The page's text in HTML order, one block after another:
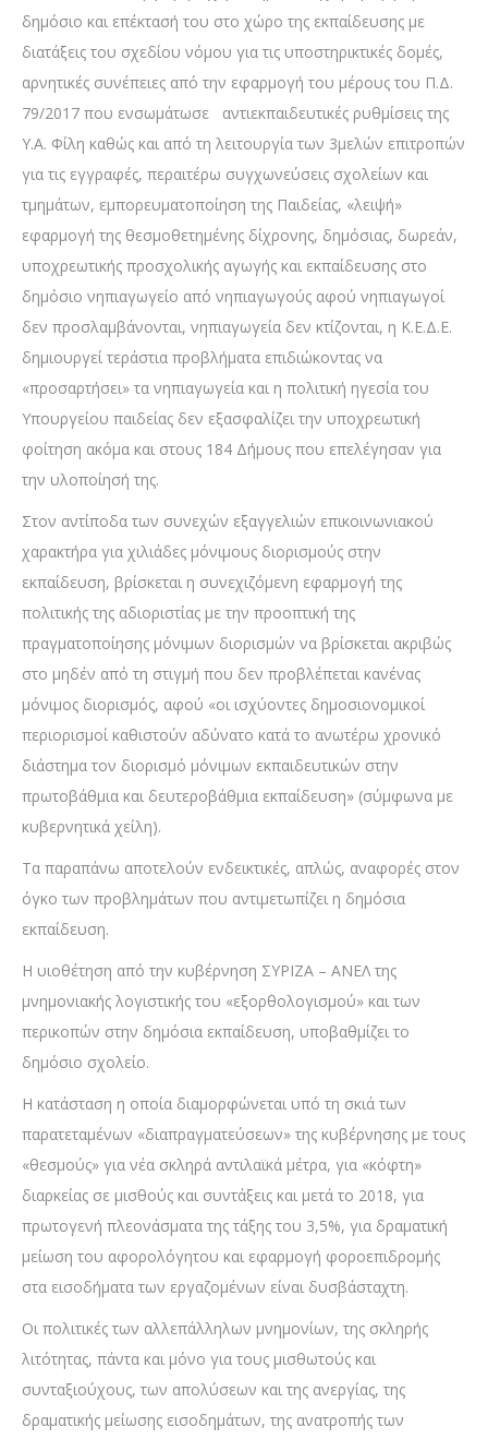
δημόσιο και επέκτασή του στο χώρο της εκπαίδευσης με
διατάξεις του σχεδίου νόμου για τις υποστηρικτικές δομές,
αρνητικές συνέπειες από την εφαρμογή του μέρους του Π.Δ.
79/2017 που ενσωμάτωσε αντιεκπαιδευτικές ρυθμίσεις της
Υ.Α. Φίλη καθώς και από τη λειτουργία των 3μελών επιτροπών
για τις εγγραφές, περαιτέρω συγχωνεύσεις σχολείων και
τμημάτων, εμπορευματοποίηση της Παιδείας, «λειψή»
εφαρμογή της θεσμοθετημένης δίχρονης, δημόσιας, δωρεάν,
υποχρεωτικής προσχολικής αγωγής και εκπαίδευσης στο
δημόσιο νηπιαγωγείο από νηπιαγωγούς αφού νηπιαγωγοί
δεν προσλαμβάνονται, νηπιαγωγεία δεν κτίζονται, η Κ.Ε.Δ.Ε.
δημιουργεί τεράστια προβλήματα επιδιώκοντας να
«προσαρτήσει» τα νηπιαγωγεία και η πολιτική ηγεσία του
Υπουργείου παιδείας δεν εξασφαλίζει την υποχρεωτική
φοίτηση ακόμα και στους 184 Δήμους που επελέγησαν για
την υλοποίησή της.
Στον αντίποδα των συνεχών εξαγγελιών επικοινωνιακού
χαρακτήρα για χιλιάδες μόνιμους διορισμούς στην
εκπαίδευση, βρίσκεται η συνεχιζόμενη εφαρμογή της
πολιτικής της αδιοριστίας με την προοπτική της
πραγματοποίησης μόνιμων διορισμών να βρίσκεται ακριβώς
στο μηδέν από τη στιγμή που δεν προβλέπεται κανένας
μόνιμος διορισμός, αφού «οι ισχύοντες δημοσιονομικοί
περιορισμοί καθιστούν αδύνατο κατά το ανωτέρω χρονικό
διάστημα τον διορισμό μόνιμων εκπαιδευτικών στην
πρωτοβάθμια και δευτεροβάθμια εκπαίδευση» (σύμφωνα με
κυβερνητικά χείλη).
Τα παραπάνω αποτελούν ενδεικτικές, απλώς, αναφορές στον
όγκο των προβλημάτων που αντιμετωπίζει η δημόσια
εκπαίδευση.
Η υιοθέτηση από την κυβέρνηση ΣΥΡΙΖΑ – ΑΝΕΛ της
μνημονιακής λογιστικής του «εξορθολογισμού» και των
περικοπών στην δημόσια εκπαίδευση, υποβαθμίζει το
δημόσιο σχολείο.
Η κατάσταση η οποία διαμορφώνεται υπό τη σκιά των
παρατεταμένων «διαπραγματεύσεων» της κυβέρνησης με τους
«θεσμούς» για νέα σκληρά αντιλαϊκά μέτρα, για «κόφτη»
διαρκείας σε μισθούς και συντάξεις και μετά το 2018, για
πρωτογενή πλεονάσματα της τάξης του 3,5%, για δραματική
μείωση του αφορολόγητου και εφαρμογή φοροεπιδρομής
στα εισοδήματα των εργαζομένων είναι δυσβάσταχτη.
Οι πολιτικές των αλλεπάλληλων μνημονίων, της σκληρής
λιτότητας, πάντα και μόνο για τους μισθωτούς και
συνταξιούχους, των απολύσεων και της ανεργίας, της
δραματικής μείωσης εισοδημάτων, της ανατροπής των